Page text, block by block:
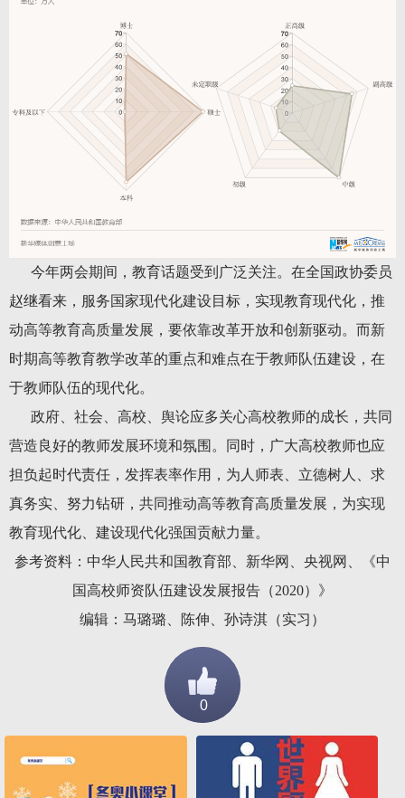
今年两会期间，教育话题受到广泛关注。在全国政协委员
赵继看来，服务国家现代化建设目标，实现教育现代化，推
动高等教育高质量发展，要依靠改革开放和创新驱动。而新
时期高等教育教学改革的重点和难点在于教师队伍建设，在
于教师队伍的现代化。
政府、社会、高校、舆论应多关心高校教师的成长，共同
营造良好的教师发展环境和氛围。同时，广大高校教师也应
担负起时代责任，发挥表率作用，为人师表、立德树人、求
真务实、努力钻研，共同推动高等教育高质量发展，为实现
教育现代化、建设现代化强国贡献力量。
参考资料：中华人民共和国教育部、新华网、央视网、《中
国高校师资队伍建设发展报告（2020）》
编辑：马璐璐、陈伸、孙诗淇（实习）
0